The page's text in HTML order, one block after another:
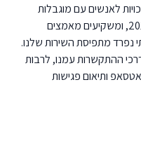
לאנשים עם מוגבלות
(התאמות נגישות לשירות), תשע\"ג-2013, ומשקיעים מאמצים
נפרד מתפיסת השירות שלנו.
ההתקשרות עמנו, לרבות
ותיאום פגישות